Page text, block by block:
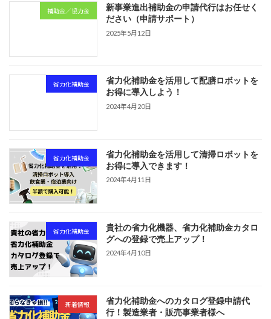
補助金／協力金
新事業進出補助金の申請代行はお任せく
ださい（申請サポート）
2025年5月12日
省力化補助金
省力化補助金を活用して配膳ロボットを
お得に導入しよう！
2024年4月20日
省力化補助金
省力化補助金を活用して清掃ロボットを
お得に導入できます！
2024年4月11日
省力化補助金
貴社の省力化機器、省力化補助金カタロ
グへの登録で売上アップ！
2024年4月10日
新着情報
省力化補助金へのカタログ登録申請代
行！製造業者・販売事業者様へ